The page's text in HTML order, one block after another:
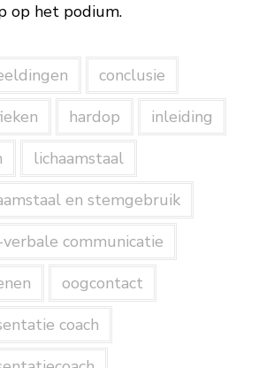
op het podium.
conclusie
hardop
inleiding
lichaamstaal
en stemgebruik
verbale communicatie
oogcontact
coach